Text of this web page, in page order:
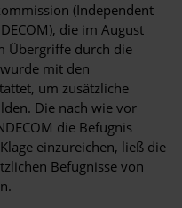
(Independent
die im August
Übergriffe durch die
mit den
um zusätzliche
Die nach wie vor
die Befugnis
einzureichen, ließ die
Befugnisse von